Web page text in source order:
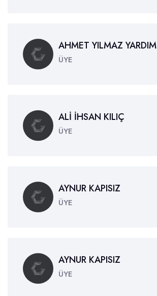
AHMET YILMAZ YARDIM
ÜYE
ALİ İHSAN KILIÇ
ÜYE
AYNUR KAPISIZ
ÜYE
AYNUR KAPISIZ
ÜYE